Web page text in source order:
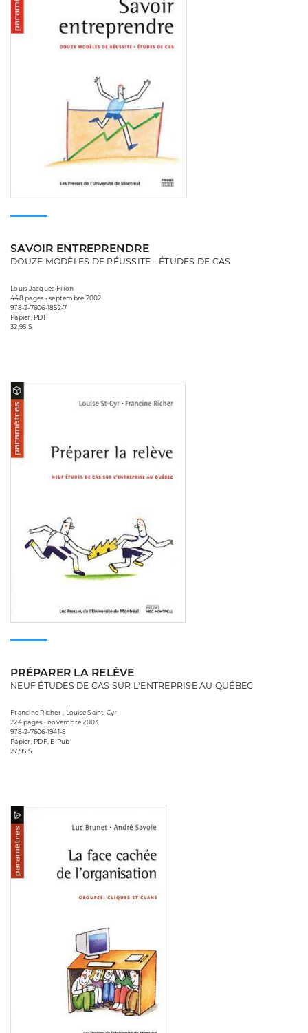
SAVOIR ENTREPRENDRE
DOUZE MODÈLES DE RÉUSSITE - ÉTUDES DE CAS
Louis Jacques Filion
448 pages • septembre 2002
978-2-7606-1852-7
Papier, PDF
32,95 $
PRÉPARER LA RELÈVE
NEUF ÉTUDES DE CAS SUR L'ENTREPRISE AU QUÉBEC
Francine Richer , Louise Saint-Cyr
224 pages • novembre 2003
978-2-7606-1941-8
Papier, PDF, E-Pub
27,95 $